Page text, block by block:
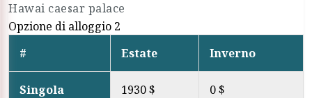
Hawai caesar palace
Opzione di alloggio 2
#
Estate Inverno
Singola 1930 $ 0 $